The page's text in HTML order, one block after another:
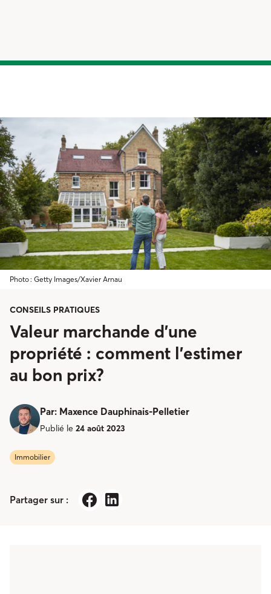
Photo : Getty Images/Xavier Arnau
CONSEILS PRATIQUES
Valeur marchande d’une
propriété : comment l’estimer
au bon prix?
Par: Maxence Dauphinais-Pelletier
Publié le 24 août 2023
Immobilier
Partager sur :